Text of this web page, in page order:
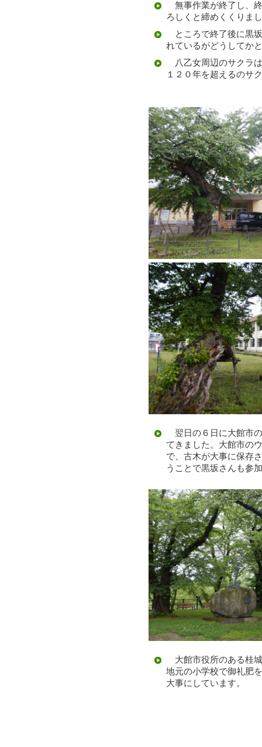
無事作業が終了し、
ろしくと締めくくりま
ところで終了後に黒
れているがどうしてか
八乙女周辺のサクラ
１２０年を超えるのサ
翌日の６日に大館市
てきました。大館市の
で、古木が大事に保存
うことで黒坂さんも参
大館市役所のある桂
地元の小学校で御礼肥
大事にしています。